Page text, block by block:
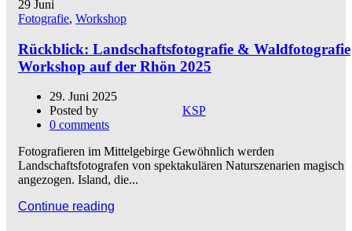
29 Juni
Fotografie, Workshop
Rückblick: Landschaftsfotografie & Waldfotografie
Workshop auf der Rhön 2025
29. Juni 2025
Posted by
KSP
0 comments
Fotografieren im Mittelgebirge Gewöhnlich werden
Landschaftsfotografen von spektakulären Naturszenarien magisch
angezogen. Island, die...
Continue reading